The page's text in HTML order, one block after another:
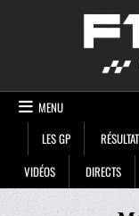
MENU
LES GP
VIDÉOS
DIRECTS